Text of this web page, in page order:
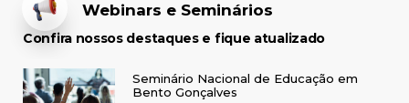
Webinars e Seminários
Confira nossos destaques e fique atualizado
Seminário Nacional de Educação em
Bento Gonçalves